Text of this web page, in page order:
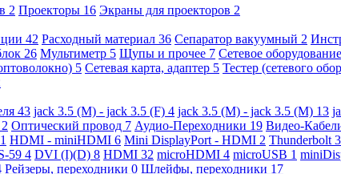
2 Проекторы 16 Экраны для проекторов 2
42 Расходный материал 36 Сепаратор вакуумный 2
26 Мультиметр 5 Щупы и прочее 7 Сетевое оборудование
5 Сетевая карта, адаптер 5 Тестер (сетевого
43 jack 3.5 (M) - jack 3.5 (F) 4 jack 3.5 (M) - jack 3.5 (M) 13
2 Оптический провод 7 Аудио-Переходники 19 Видео-
1 HDMI - miniHDMI 6 Mini DisplayPort - HDMI 2 Thunderbolt
59 4 DVI (I)(D) 8 HDMI 32 microHDMI 4 microUSB 1
Рейзеры, переходники 0 Шлейфы, переходники 17